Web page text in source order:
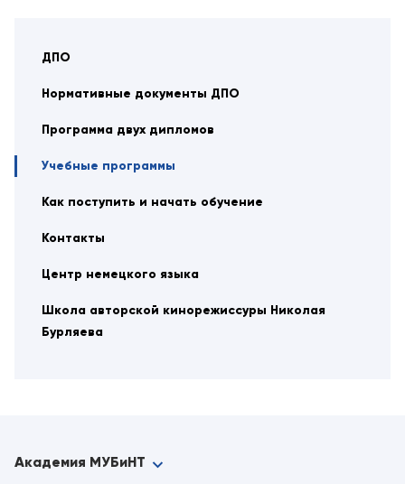
ДПО
Нормативные документы ДПО
Программа двух дипломов
Учебные программы
Как поступить и начать обучение
Контакты
Центр немецкого языка
Школа авторской кинорежиссуры Николая
Бурляева
Академия МУБиНТ